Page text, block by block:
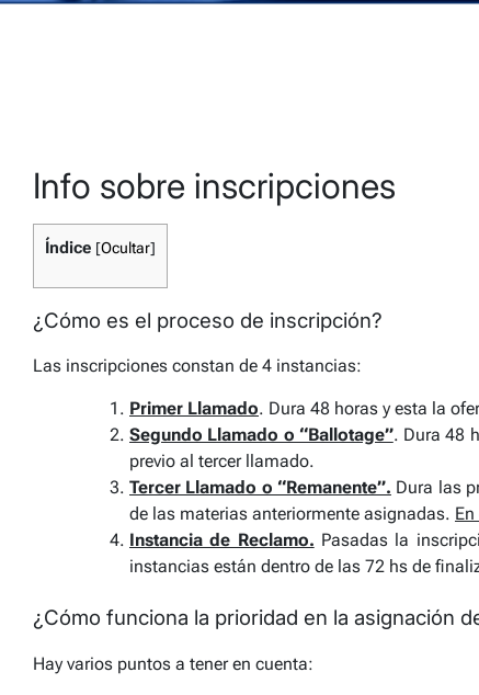
Info sobre inscripciones
Índice [Ocultar]
¿Cómo es el proceso de inscripción?
Las inscripciones constan de 4 instancias:
Primer Llamado. Dura 48 horas y esta la
Segundo Llamado o “Ballotage”. Dura 48
previo al tercer llamado.
Tercer Llamado o “Remanente”. Dura las
de las materias anteriormente asignadas.
Instancia de Reclamo. Pasadas la
instancias están dentro de las 72 hs de
¿Cómo funciona la prioridad en la asignación
Hay varios puntos a tener en cuenta: